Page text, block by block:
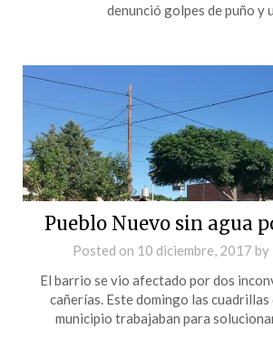
denunció golpes de puño y
Pueblo Nuevo sin agua
Posted on 10 diciembre, 2017 by
El barrio se vio afectado por dos
cañerías. Este domingo las cuadrillas
municipio trabajaban para